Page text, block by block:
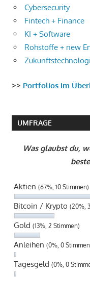
Cybersecurity
Fintech + Finance
KI + Software
Rohstoffe + new
>> Portfolios im
UMFRAGE
Was glaubst du,
Aktien (67%, 10 Stimmen)
Bitcoin / Krypto (20%,
Gold (13%, 2 Stimmen)
Anleihen (0%, 0
Tagesgeld (0%, 0